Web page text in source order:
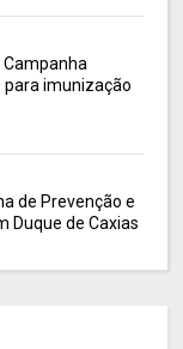
Campanha
para imunização
de Prevenção e
Duque de Caxias